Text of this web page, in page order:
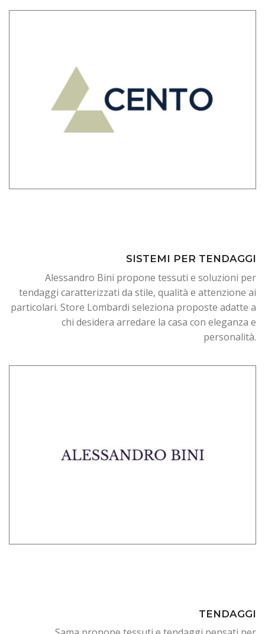
SISTEMI PER TENDAGGI
Alessandro Bini propone tessuti e soluzioni per
tendaggi caratterizzati da stile, qualità e attenzione ai
particolari. Store Lombardi seleziona proposte adatte a
chi desidera arredare la casa con eleganza e
personalità.
TENDAGGI